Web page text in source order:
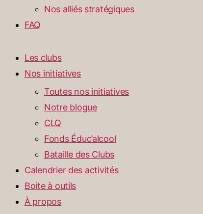
Nos alliés stratégiques
FAQ
Les clubs
Nos initiatives
Toutes nos initiatives
Notre blogue
CLQ
Fonds Éduc’alcool
Bataille des Clubs
Calendrier des activités
Boite à outils
À propos